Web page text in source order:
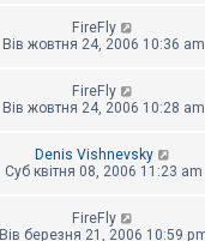
FireFly
Вів жовтня 24, 2006 10:36 am
FireFly
Вів жовтня 24, 2006 10:28 am
Denis Vishnevsky
Суб квітня 08, 2006 11:23 am
FireFly
Вів березня 21, 2006 10:59